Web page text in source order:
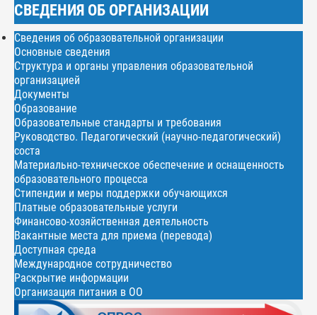
СВЕДЕНИЯ ОБ ОРГАНИЗАЦИИ
Сведения об образовательной организации
Основные сведения
Структура и органы управления образовательной
организацией
Документы
Образование
Образовательные стандарты и требования
Руководство. Педагогический (научно-педагогический)
соста
Материально-техническое обеспечение и оснащенность
образовательного процесса
Стипендии и меры поддержки обучающихся
Платные образовательные услуги
Финансово-хозяйственная деятельность
Вакантные места для приема (перевода)
Доступная среда
Международное сотрудничество
Раскрытие информации
Организация питания в ОО